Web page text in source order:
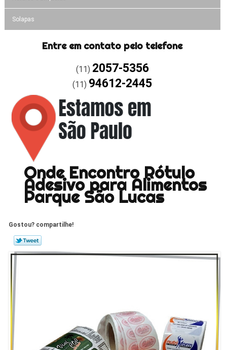
Solapas
Entre em contato pelo telefone
(11) 2057-5356
(11) 94612-2445
Onde Encontro Rótulo
Adesivo para Alimentos
Parque São Lucas
Gostou? compartilhe!